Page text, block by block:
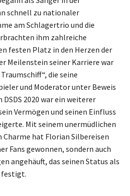
schnell zu nationaler
am Schlagertrio und die
ihm zahlreiche
festen Platz in den Herzen der
Meilenstein seiner Karriere war
die seine
und Moderator unter Beweis
2020 war ein weiterer
Vermögen und seinen Einfluss
Mit seinem unermüdlichen
Charme hat Florian Silbereisen
Fans gewonnen, sondern auch
angehäuft, das seinen Status als
festigt.